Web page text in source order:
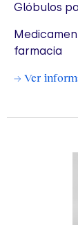
Glóbulos
farmacia
→ Ver